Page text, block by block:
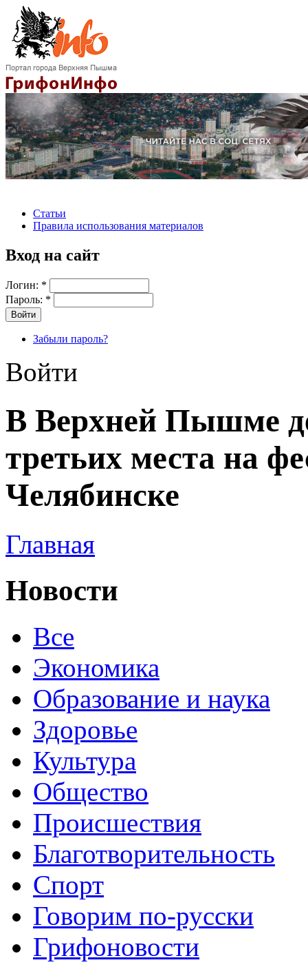
Статьи
Правила использования материалов
Вход на сайт
Логин: *
Пароль: *
Забыли пароль?
Войти
В Верхней Пышме
третьих места на
Челябинске
Главная
Новости
Все
Экономика
Образование и наука
Здоровье
Культура
Общество
Происшествия
Благотворительность
Спорт
Говорим по-русски
Грифоновости